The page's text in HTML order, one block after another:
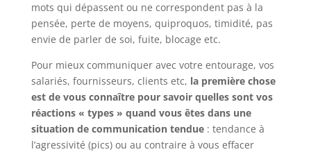
mots qui dépassent ou ne correspondent pas à la
pensée, perte de moyens, quiproquos, timidité, pas
envie de parler de soi, fuite, blocage etc.
Pour mieux communiquer avec votre entourage, vos
salariés, fournisseurs, clients etc, la première chose
est de vous connaître pour savoir quelles sont vos
réactions « types » quand vous êtes dans une
situation de communication tendue: tendance à
l’agressivité (pics) ou au contraire à vous effacer